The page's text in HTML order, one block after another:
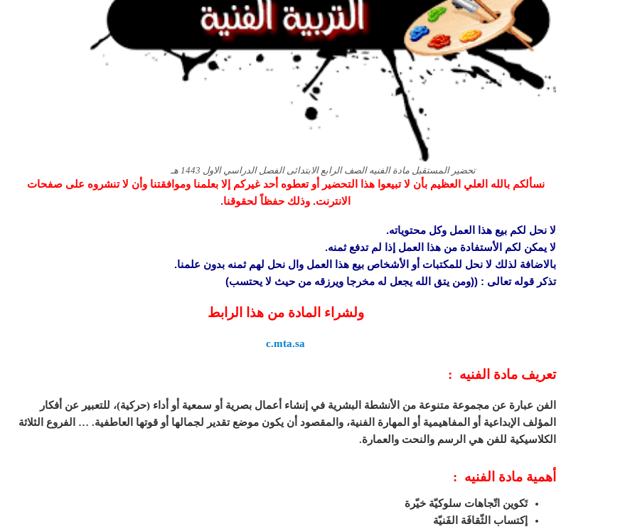
تحضير المستقبل مادة الفنيه الصف الرابع الابتدائى الفصل الدراسي الاول 1443 هـ
نسألكم بالله العلي العظيم بأن لا تبيعوا هذا التحضير أو تعطوه أحد غيركم إلا بعلمنا وموافقتنا وأن لا تنشروه على صفحات
الانترنت. وذلك حفظاً لحقوقنا.
لا نحل لكم بيع هذا العمل وكل محتوياته.
لا يمكن لكم الأستفادة من هذا العمل إذا لم تدفع ثمنه.
بالاضافة لذلك لا نحل للمكتبات أو الأشخاص بيع هذا العمل وال نحل لهم ثمنه بدون علمنا.
تذكر قوله تعالى : ((ومن يتق الله يجعل له مخرجا ويرزقه من حيث لا يحتسب)
ولشراء المادة من هذا الرابط
c.mta.sa
تعريف مادة الفنيه :
الفن عبارة عن مجموعة متنوعة من الأنشطة البشرية في إنشاء أعمال بصرية أو سمعية أو أداء (حركية)، للتعبير عن أفكار
المؤلف الإبداعية أو المفاهيمية أو المهارة الفنية، والمقصود أن يكون موضع تقدير لجمالها أو قوتها العاطفية. … الفروع الثلاثة
الكلاسيكية للفن هي الرسم والنحت والعمارة.
أهمية مادة الفنيه :
تَكوين اتّجاهات سلوكيّة خيّرة
إكتساب الثّقافَة الفَنيّة